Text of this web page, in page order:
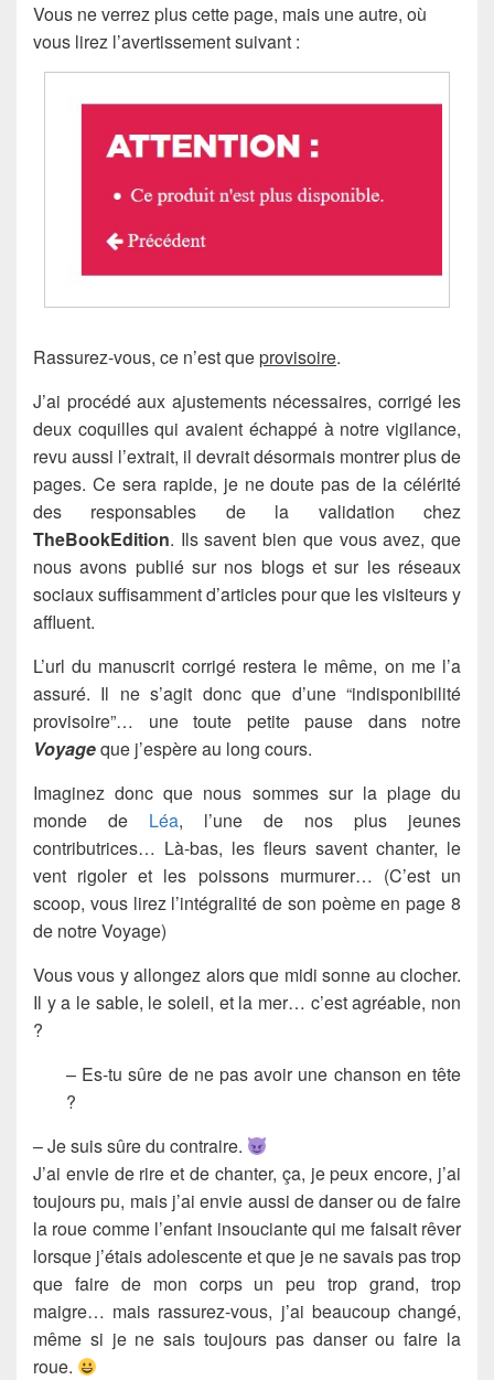
Vous ne verrez plus cette page, mais une autre, où
vous lirez l’avertissement suivant :
Rassurez-vous, ce n’est queprovisoire.
J’ai procédé aux ajustements nécessaires, corrigé les
deux coquilles qui avaient échappé à notre vigilance,
revu aussi l’extrait, il devrait désormais montrer plus de
pages. Ce sera rapide, je ne doute pas de la célérité
des responsables de la validation chez
TheBookEdition. Ils savent bien que vous avez, que
nous avons publié sur nos blogs et sur les réseaux
sociaux suffisamment d’articles pour que les visiteurs y
affluent.
L’url du manuscrit corrigé restera le même, on me l’a
assuré. Il ne s’agit donc que d’une “indisponibilité
provisoire”… une toute petite pause dans notre
Voyageque j’espère au long cours.
Imaginez donc que nous sommes sur la plage du
monde de Léa, l’une de nos plus jeunes
contributrices… Là-bas, les fleurs savent chanter, le
vent rigoler et les poissons murmurer… (C’est un
scoop, vous lirez l’intégralité de son poème en page 8
de notre Voyage)
Vous vous y allongez alors que midi sonne au clocher.
Il y a le sable, le soleil, et la mer… c’est agréable, non
?
– Es-tu sûre de ne pas avoir une chanson en tête
?
– Je suis sûre du contraire.
J’ai envie de rire et de chanter, ça, je peux encore, j’ai
toujours pu, mais j’ai envie aussi de danser ou de faire
la roue comme l’enfant insouciante qui me faisait rêver
lorsque j’étais adolescente et que je ne savais pas trop
que faire de mon corps un peu trop grand, trop
maigre… mais rassurez-vous, j’ai beaucoup changé,
même si je ne sais toujours pas danser ou faire la
roue.